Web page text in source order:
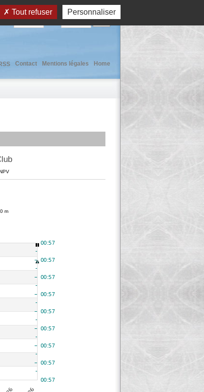
Tout refuser Personnaliser
Home
Mentions légales
Contact
m